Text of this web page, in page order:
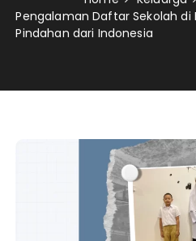
Pengalaman Daftar Sekolah di
Pindahan dari Indonesia